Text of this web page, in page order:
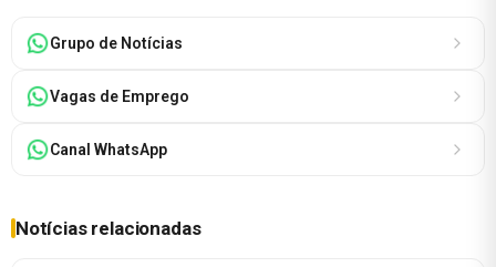
Grupo de Notícias
Vagas de Emprego
Canal WhatsApp
Notícias relacionadas